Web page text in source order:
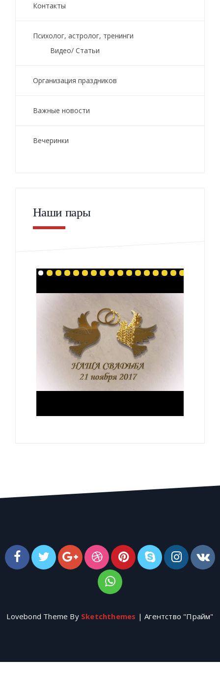
Контакты
Психолог, астролог, тренинги
Видео/ Статьи
Организация праздников
Важные новости
Вечеринки
Наши пары
Lovebond Theme By Sketchthemes | Агентство "Прайм"